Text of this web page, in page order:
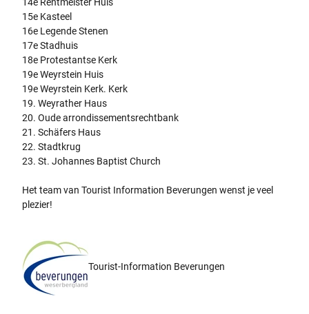
15e Kasteel
16e Legende Stenen
17e Stadhuis
18e Protestantse Kerk
19e Weyrstein Huis
19e Weyrstein Kerk. Kerk
19. Weyrather Haus
20. Oude arrondissementsrechtbank
21. Schäfers Haus
22. Stadtkrug
23. St. Johannes Baptist Church
Het team van Tourist Information Beverungen wenst je veel
plezier!
Tourist-Information Beverungen